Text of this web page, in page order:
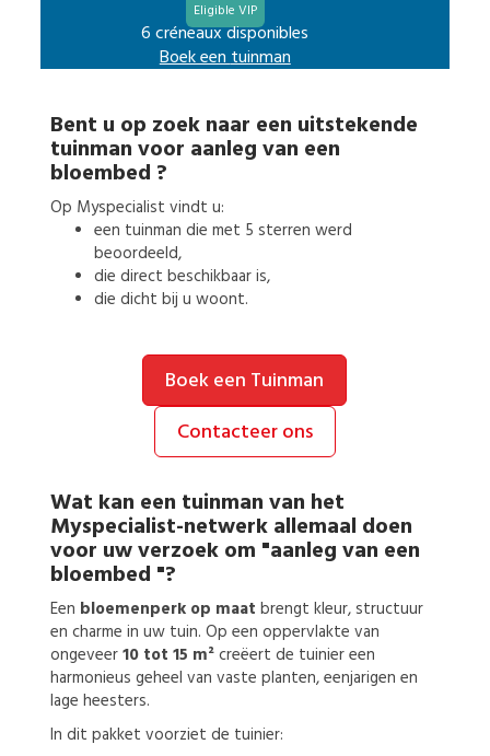
Eligible VIP
6 créneaux disponibles
Boek een tuinman
Bent u op zoek naar een uitstekende
tuinman voor aanleg van een
bloembed ?
Op Myspecialist vindt u:
een tuinman die met 5 sterren werd
beoordeeld,
die direct beschikbaar is,
die dicht bij u woont.
Boek een Tuinman
Contacteer ons
Wat kan een tuinman van het
Myspecialist-netwerk allemaal doen
voor uw verzoek om "aanleg van een
bloembed "?
Een bloemenperk op maat brengt kleur, structuur
en charme in uw tuin. Op een oppervlakte van
ongeveer10 tot 15 m²creëert de tuinier een
harmonieus geheel van vaste planten, eenjarigen en
lage heesters.
In dit pakket voorziet de tuinier: